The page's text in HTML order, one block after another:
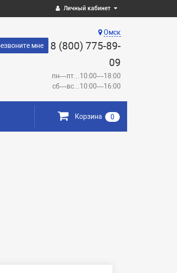
Личный кабинет
Омск
мне
8 (800) 775-89-
09
пн—пт...10:00—18:00
сб—вс...10:00—16:00
Корзина 0